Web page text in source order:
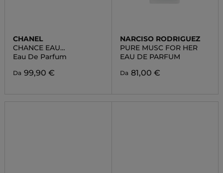
CHANEL
CHANCE EAU
SPLENDIDE
Eau De Parfum
Da 99,90 €
NARCISO RODRIGUEZ
PURE MUSC FOR HER
EAU DE PARFUM
Da 81,00 €